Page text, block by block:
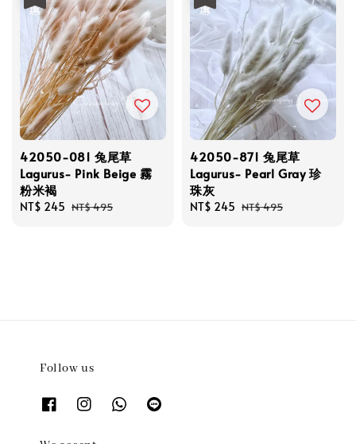
42050-081 兔尾草
Lagurus- Pink Beige 霧
粉米褐
Sale
NT$ 245 Regular
NT$ 495
42050-871 兔尾草
Lagurus- Pearl Gray 珍
珠灰
Sale
NT$ 245 Regular
NT$ 495
Follow us